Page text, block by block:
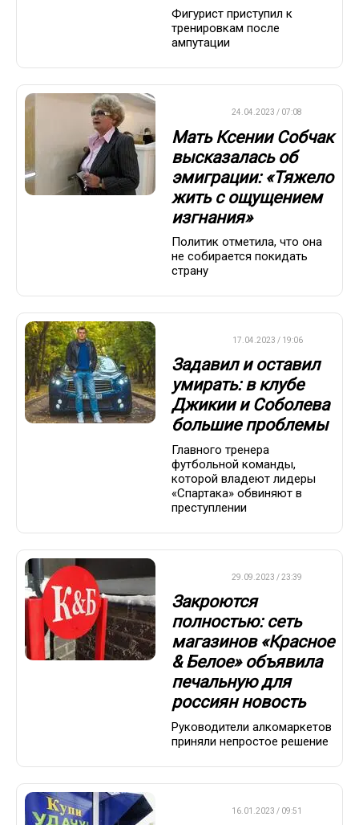
Фигурист приступил к
тренировкам после
ампутации
24.04.2023 / 07:08
Мать Ксении Собчак
высказалась об
эмиграции: «Тяжело
жить с ощущением
изгнания»
Политик отметила, что она
не собирается покидать
страну
17.04.2023 / 19:06
Задавил и оставил
умирать: в клубе
Джикии и Соболева
большие проблемы
Главного тренера
футбольной команды,
которой владеют лидеры
«Спартака» обвиняют в
преступлении
29.09.2023 / 23:39
Закроются
полностью: сеть
магазинов «Красное
& Белое» объявила
печальную для
россиян новость
Руководители алкомаркетов
приняли непростое решение
16.01.2023 / 09:51